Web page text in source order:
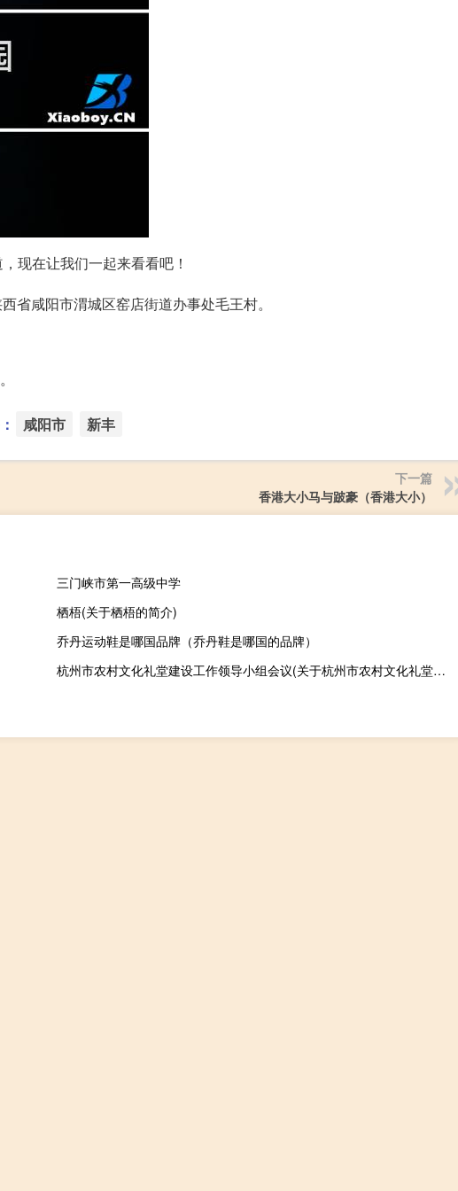
现在让我们一起来看看吧！
省咸阳市渭城区窑店街道办事处毛王村。
咸阳市 新丰
下一篇
香港大小马与跛豪（香港大小）
三门峡市第一高级中学
栖梧(关于栖梧的简介)
乔丹运动鞋是哪国品牌（乔丹鞋是哪国的品牌）
杭州市农村文化礼堂建设工作领导小组会议(关于杭州市农村文化礼堂建设工作领导小组会议的简介)